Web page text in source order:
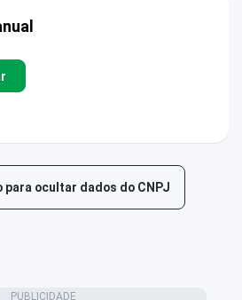
para ocultar dados do CNPJ